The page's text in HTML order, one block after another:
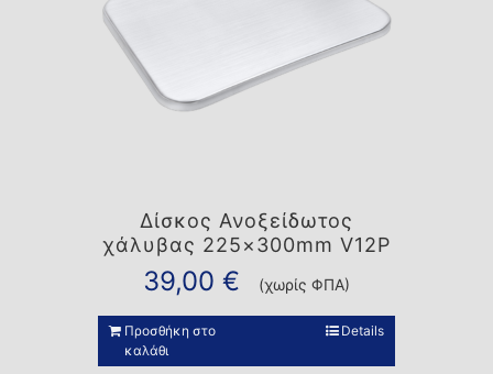
Δίσκος Ανοξείδωτος
χάλυβας 225×300mm V12P
39,00 € (χωρίς ΦΠΑ)
Προσθήκη στο
καλάθι
Details